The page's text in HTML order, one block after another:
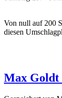
Von null auf 200
diesen
Max